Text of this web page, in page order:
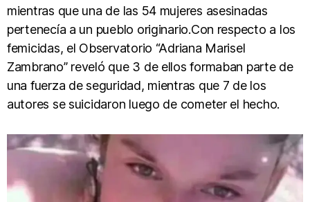
mientras que una de las 54 mujeres asesinadas
pertenecía a un pueblo originario.Con respecto a los
femicidas, el Observatorio “Adriana Marisel
Zambrano” reveló que 3 de ellos formaban parte de
una fuerza de seguridad, mientras que 7 de los
autores se suicidaron luego de cometer el hecho.